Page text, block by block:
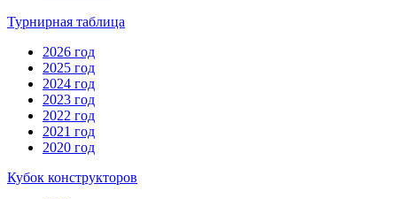
Турнирная таблица
2026 год
2025 год
2024 год
2023 год
2022 год
2021 год
2020 год
Кубок конструкторов